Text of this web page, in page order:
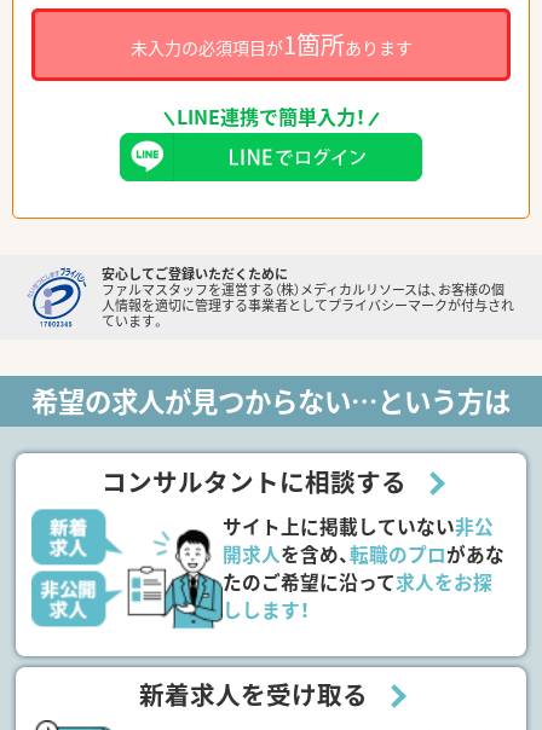
未入力の必須項目が1箇所あります
LINE連携で簡単入力！
安心してご登録いただくために
ファルマスタッフを運営する（株）メディカルリソースは、お客様の個
人情報を適切に管理する事業者としてプライバシーマークが付与され
ています。
希望の求人が見つからない…という方は
コンサルタントに相談する
サイト上に掲載していない非公
開求人を含め、転職のプロがあな
たのご希望に沿って求人をお探
しします！
新着求人を受け取る